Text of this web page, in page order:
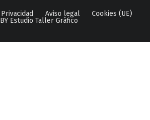
Privacidad Aviso legal
Cookies (UE)
BY Estudio Taller Gráfico